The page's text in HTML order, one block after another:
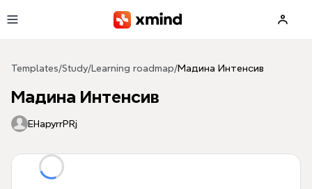
Templates/Study/ Learning roadmap/Мадина Интенсив
Мадина Интенсив
EHapyrrPRj